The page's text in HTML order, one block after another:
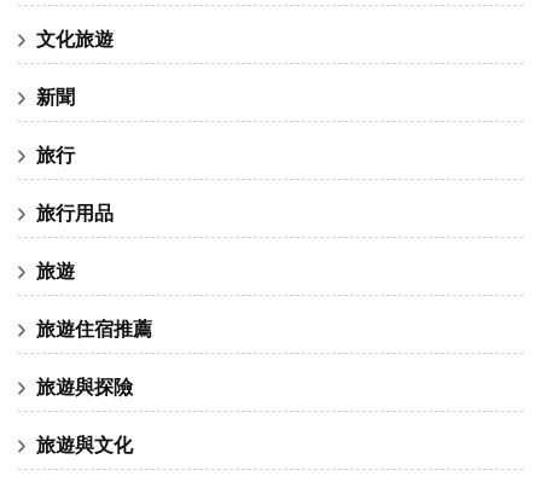
文化旅遊
新聞
旅行
旅行用品
旅遊
旅遊住宿推薦
旅遊與探險
旅遊與文化